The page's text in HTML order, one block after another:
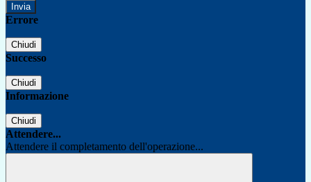
Errore
Chiudi
Successo
Chiudi
Informazione
Chiudi
Attendere...
Attendere il completamento dell'operazione...